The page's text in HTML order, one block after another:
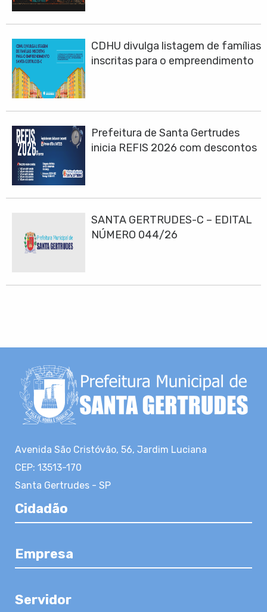
CDHU divulga listagem de famílias
inscritas para o empreendimento
Prefeitura de Santa Gertrudes
inicia REFIS 2026 com descontos
SANTA GERTRUDES-C – EDITAL
NÚMERO 044/26
Avenida São Cristóvão, 56, Jardim Luciana
CEP: 13513-170
Santa Gertrudes - SP
Cidadão
Empresa
Servidor